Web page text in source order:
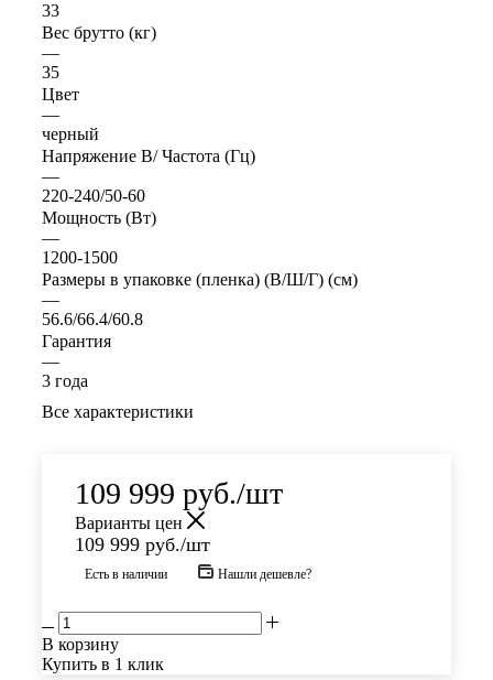
33
Вес брутто (кг)
—
35
Цвет
—
черный
Напряжение В/ Частота (Гц)
—
220-240/50-60
Мощность (Вт)
—
1200-1500
Размеры в упаковке (пленка) (В/Ш/Г) (см)
—
56.6/66.4/60.8
Гарантия
—
3 года
Все характеристики
109 999 руб./шт
Варианты цен
109 999 руб./шт
Есть в наличии Нашли дешевле?
В корзину
Купить в 1 клик